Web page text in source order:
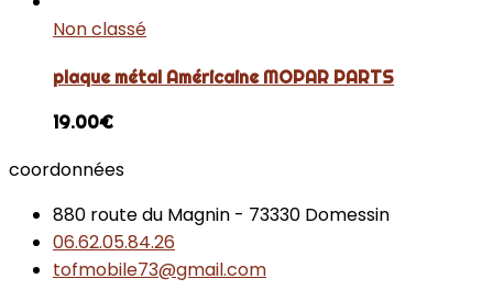
Non classé
plaque métal Américaine MOPAR PARTS
19.00€
coordonnées
880 route du Magnin - 73330 Domessin
06.62.05.84.26
tofmobile73@gmail.com